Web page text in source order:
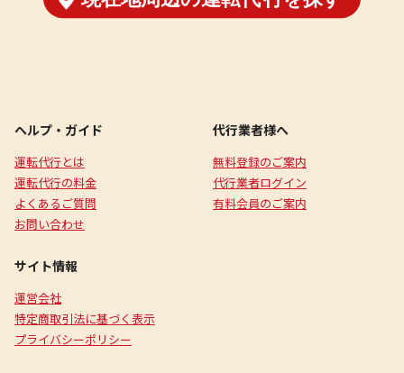
ヘルプ・ガイド
運転代行とは
運転代行の料金
よくあるご質問
お問い合わせ
代行業者様へ
無料登録のご案内
代行業者ログイン
有料会員のご案内
サイト情報
運営会社
特定商取引法に基づく表示
プライバシーポリシー